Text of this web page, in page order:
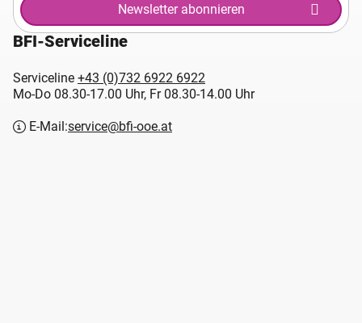
Newsletter abonnieren
BFI-Serviceline
Serviceline +43 (0)732 6922 6922
Mo-Do 08.30-17.00 Uhr, Fr 08.30-14.00 Uhr
E-Mail:service@bfi-ooe.at